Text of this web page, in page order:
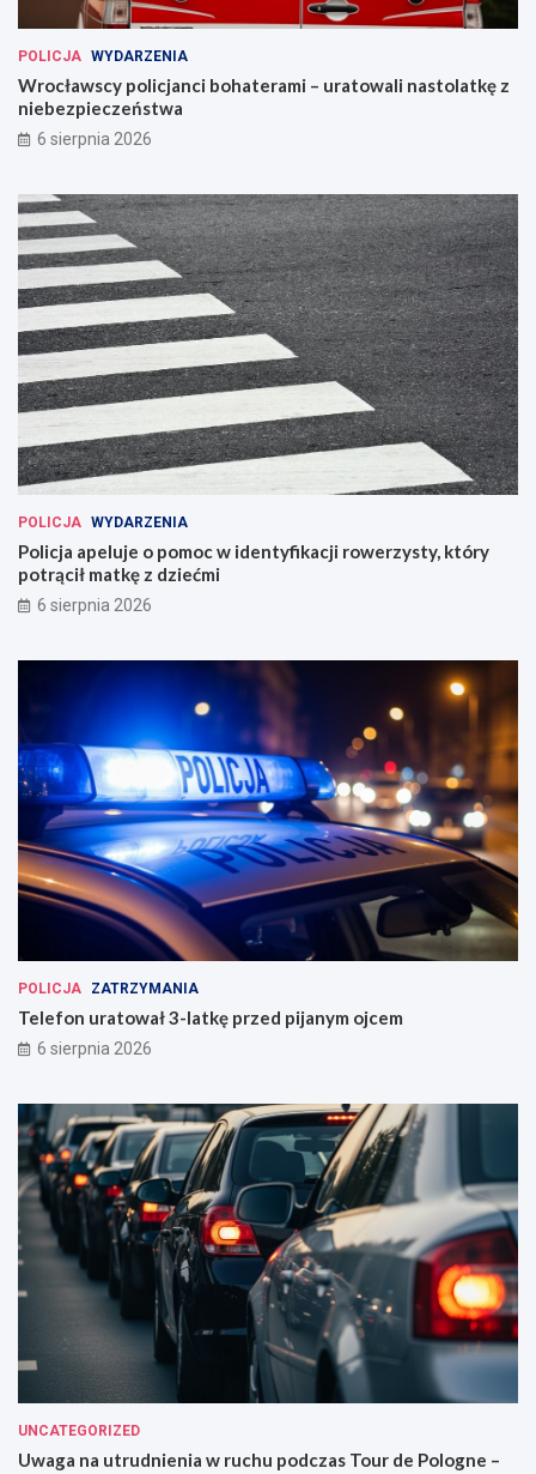
POLICJA WYDARZENIA
Wrocławscy policjanci bohaterami – uratowali nastolatkę z
niebezpieczeństwa
6 sierpnia 2026
POLICJA WYDARZENIA
Policja apeluje o pomoc w identyfikacji rowerzysty, który
potrącił matkę z dziećmi
6 sierpnia 2026
POLICJA ZATRZYMANIA
Telefon uratował 3-latkę przed pijanym ojcem
6 sierpnia 2026
UNCATEGORIZED
Uwaga na utrudnienia w ruchu podczas Tour de Pologne –